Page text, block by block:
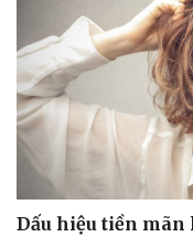
Dấu hiệu tiền